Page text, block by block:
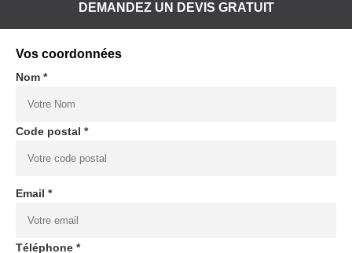
DEMANDEZ UN DEVIS GRATUIT
Vos coordonnées
Nom *
Code postal *
Email *
Téléphone *